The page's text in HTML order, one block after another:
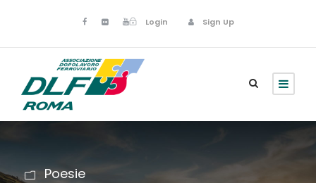
Login Sign Up
Poesie